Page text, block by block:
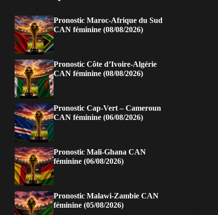
Pronostic Maroc-Afrique du Sud
CAN féminine (08/08/2026)
Pronostic Côte d’Ivoire-Algérie
CAN féminine (08/08/2026)
Pronostic Cap-Vert – Cameroun
CAN féminine (06/08/2026)
Pronostic Mali-Ghana CAN
féminine (06/08/2026)
Pronostic Malawi-Zambie CAN
féminine (05/08/2026)